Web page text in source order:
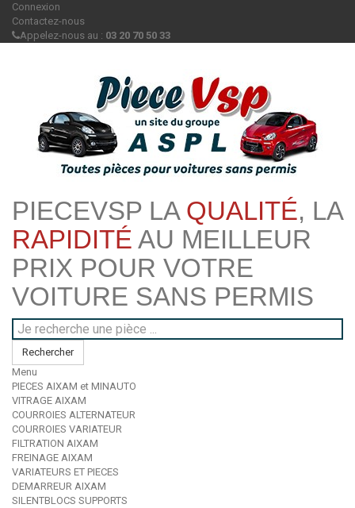
Connexion
Contactez-nous
Appelez-nous au : 03 20 70 50 33
PIECEVSP LA QUALITÉ, LA
RAPIDITÉ AU MEILLEUR
PRIX POUR VOTRE
VOITURE SANS PERMIS
Rechercher
Menu
PIECES AIXAM et MINAUTO
VITRAGE AIXAM
COURROIES ALTERNATEUR
COURROIES VARIATEUR
FILTRATION AIXAM
FREINAGE AIXAM
VARIATEURS ET PIECES
DEMARREUR AIXAM
SILENTBLOCS SUPPORTS